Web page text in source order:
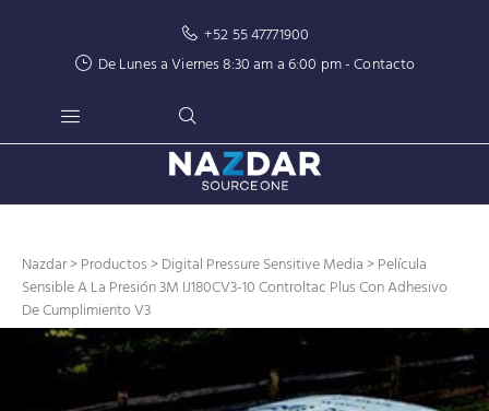
+52 55 47771900
De Lunes a Viernes 8:30 am a 6:00 pm -Contacto
Nazdar>Productos>Digital Pressure Sensitive Media> Película
Sensible A La Presión 3M IJ180CV3-10 Controltac Plus Con Adhesivo
De Cumplimiento V3